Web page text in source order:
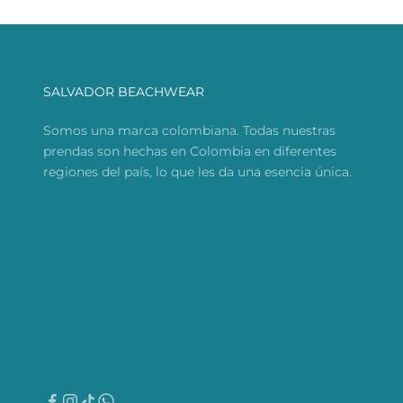
SALVADOR BEACHWEAR
Somos una marca colombiana. Todas nuestras
prendas son hechas en Colombia en diferentes
regiones del país, lo que les da una esencia única.